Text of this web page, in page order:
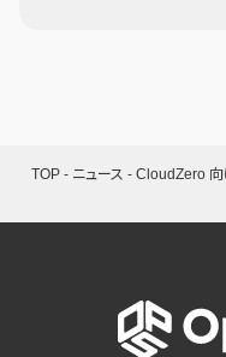
TOP- ニュース - CloudZero 向